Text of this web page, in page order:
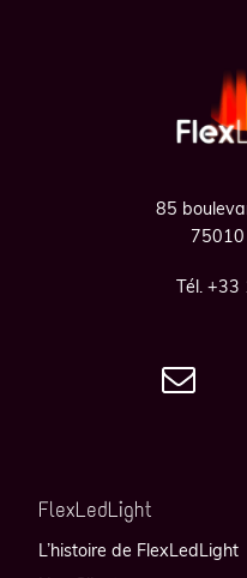
85
75010
Tél.
FlexLedLight
L’histoire de FlexLedLight